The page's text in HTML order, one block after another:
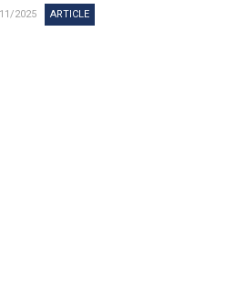
2025 ARTICLE